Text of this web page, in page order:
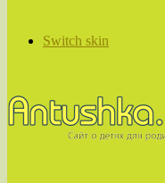
Switch skin